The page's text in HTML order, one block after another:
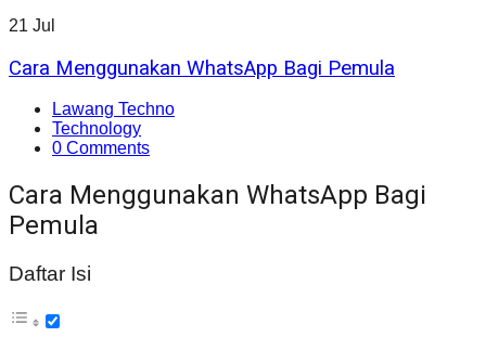
21 Jul
Cara Menggunakan WhatsApp Bagi Pemula
Lawang Techno
Technology
0 Comments
Cara Menggunakan WhatsApp Bagi
Pemula
Daftar Isi